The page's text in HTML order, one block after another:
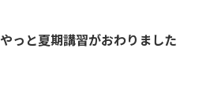
やっと夏期講習がおわりました